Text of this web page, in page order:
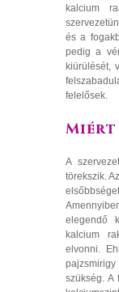
kalcium
és a
pedig a
kiürülését,
felelősek.
Miért
A
törekszik.
elegendő
kalcium
elvonni.
szükség. A